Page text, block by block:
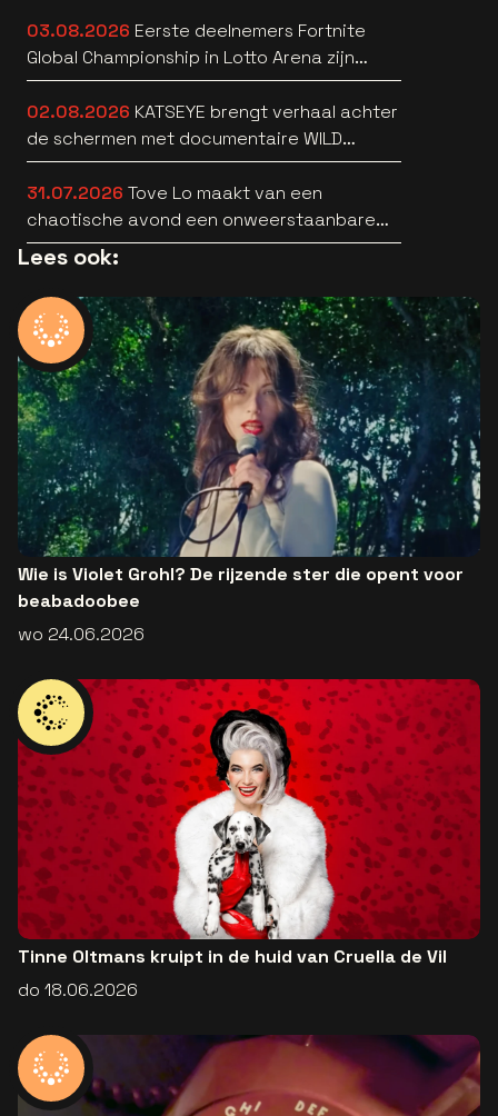
03.08.2026 Eerste deelnemers Fortnite
Global Championship in Lotto Arena zijn
bekend
02.08.2026 KATSEYE brengt verhaal achter
de schermen met documentaire WILD
HEARTS [trailer]
31.07.2026 Tove Lo maakt van een
chaotische avond een onweerstaanbare
popsong
Lees ook:
Wie is Violet Grohl? De rijzende ster die opent voor
beabadoobee
wo 24.06.2026
Tinne Oltmans kruipt in de huid van Cruella de Vil
do 18.06.2026